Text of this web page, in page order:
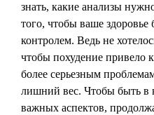
знать, какие анализы
того, чтобы ваше здоровье
контролем. Ведь не
чтобы похудение привело
более серьезным
лишний вес. Чтобы быть в
важных аспектов,